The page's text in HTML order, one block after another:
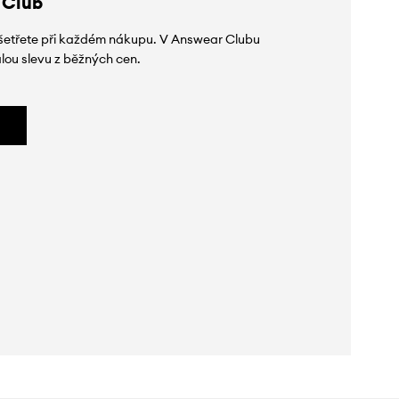
při každém nákupu. V Answear Clubu
slevu z běžných cen.